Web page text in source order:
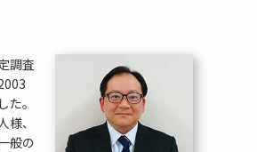
調査
た。
様、
般の